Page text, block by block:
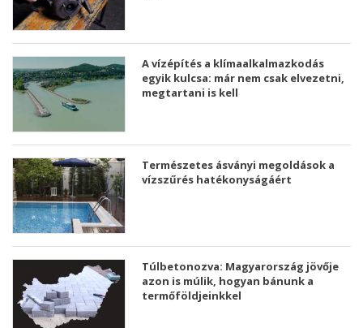
A vízépítés a klímaalkalmazkodás
egyik kulcsa: már nem csak elvezetni,
megtartani is kell
Természetes ásványi megoldások a
vízszűrés hatékonyságáért
Túlbetonozva: Magyarország jövője
azon is múlik, hogyan bánunk a
termőföldjeinkkel